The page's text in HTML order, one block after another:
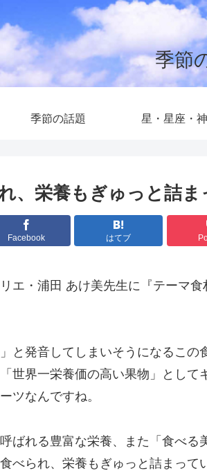
季節
季節の話題 星・星座・
、栄養もぎゅっと詰ま
Facebook はてブ
エ・浦田 あけ美先生に『テーマ
と発音してしまいそうになるこ
世界一栄養価の高い果物」とし
ツなんですね。
呼ばれる豊富な栄養、また「食べ
べられ、栄養もぎゅっと詰まっ